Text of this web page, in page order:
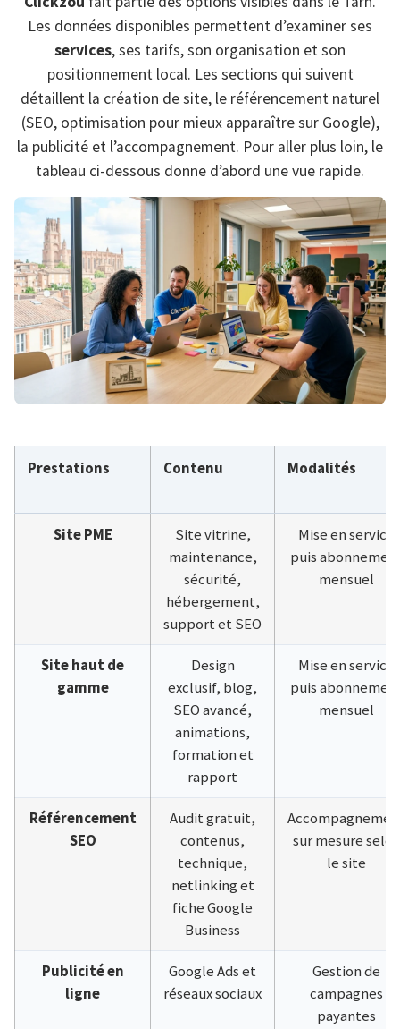
Les données disponibles permettent d’examiner ses
services, ses tarifs, son organisation et son
positionnement local. Les sections qui suivent
détaillent la création de site, le référencement naturel
(SEO, optimisation pour mieux apparaître sur Google),
la publicité et l’accompagnement. Pour aller plus loin, le
tableau ci-dessous donne d’abord une vue rapide.
Prestations Contenu Modalités
Site PME
Site vitrine,
maintenance,
sécurité,
hébergement,
support et SEO
Mise en service
puis
mensuel
Site haut de
gamme
Design
exclusif, blog,
SEO avancé,
animations,
formation et
rapport
Mise en service
puis
mensuel
Référencement
SEO
Audit gratuit,
contenus,
technique,
netlinking et
fiche Google
Business
sur mesure selon
le site
Publicité en
ligne
Google Ads et
réseaux sociaux
Gestion de
campagnes
payantes